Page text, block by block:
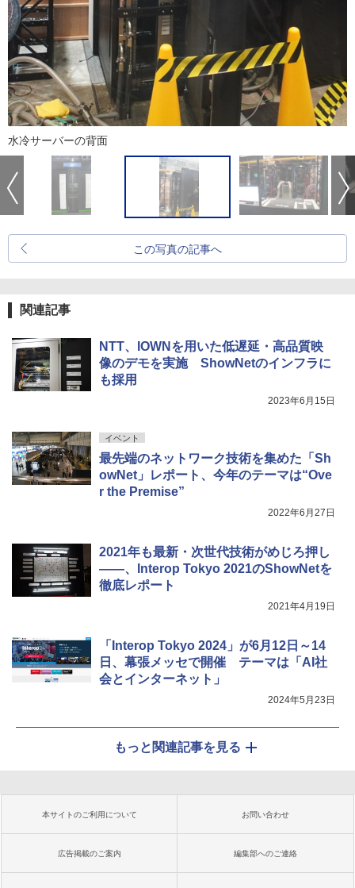
水冷サーバーの背面
この写真の記事へ
関連記事
NTT、IOWNを用いた低遅延・高品質映
像のデモを実施 ShowNetのインフラに
も採用
2023年6月15日
イベント
最先端のネットワーク技術を集めた「Sh
owNet」レポート、今年のテーマは“Ove
r the Premise”
2022年6月27日
2021年も最新・次世代技術がめじろ押し
――、Interop Tokyo 2021のShowNetを
徹底レポート
2021年4月19日
「Interop Tokyo 2024」が6月12日～14
日、幕張メッセで開催 テーマは「AI社
会とインターネット」
2024年5月23日
もっと関連記事を見る
本サイトのご利用について お問い合わせ
広告掲載のご案内 編集部へのご連絡